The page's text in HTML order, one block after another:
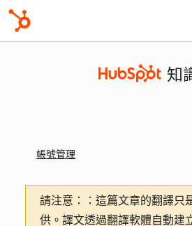
知
帳號管理
請注意：
：這篇文章的翻譯只
供。譯文透過翻譯軟體自動建